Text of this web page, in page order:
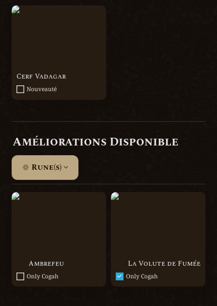
Cerf Vadagar
Cerf Vadagar
Nouveauté
Améliorations Disponible
Rune(s)
Ambrefeu
Ambrefeu
Only Cogah
La Volute de Fumée
La Volute de Fumée
Only Cogah